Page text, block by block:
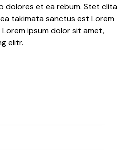
dolores et ea rebum. Stet clita
takimata sanctus est Lorem
ipsum dolor sit amet,
elitr.